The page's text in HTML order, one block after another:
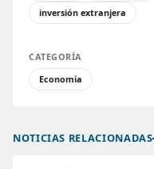
inversión extranjera
CATEGORÍA
Economía
NOTICIAS RELACIONADAS